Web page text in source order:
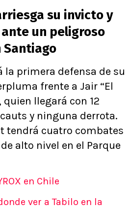
su invicto y
un peligroso
Santiago
la primera defensa de su
frente a Jair “El
quien llegará con 12
y ninguna derrota.
tendrá cuatro combates
alto nivel en el Parque
en Chile
ver a Tabilo en la